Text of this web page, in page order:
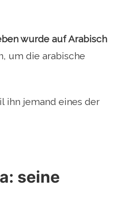
wurde auf Arabisch
um die arabische
ihn jemand eines der
seine